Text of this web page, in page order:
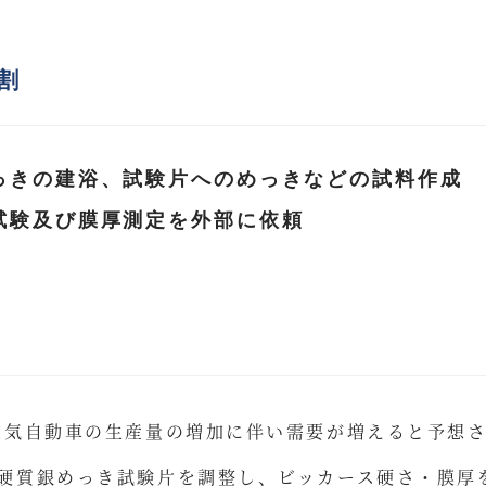
きの建浴、試験片へのめっきなどの試料作成
験及び膜厚測定を外部に依頼
自動車の生産量の増加に伴い需要が増えると予想さ
質銀めっき試験片を調整し、ビッカース硬さ・膜厚